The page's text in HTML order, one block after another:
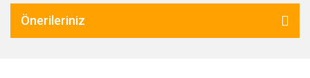
Önerileriniz